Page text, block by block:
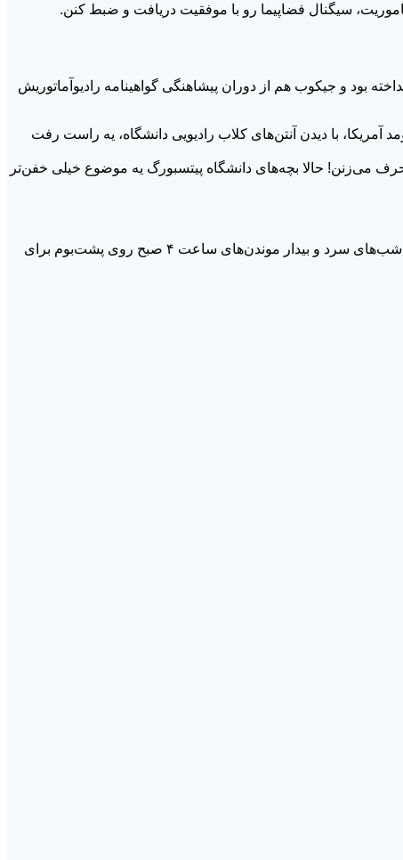
سیگنال فضاپیما رو با موفقیت دریافت و ضبط کنن.
بود و جیکوب هم از دوران پیشاهنگی گواهینامه رادیوآماتوریش
با دیدن آنتن‌های کلاب رادیویی دانشگاه، یه راست رفت
می‌زنن! حالا بچه‌های دانشگاه پیتسبورگ یه موضوع خیلی خفن‌تر
«واکنش بچه‌ها به این فرصت فوق‌العاده بود! ۲۰ سال دیگه، شاید یادشون نیاد چه کسی تو دانشگاه بهشون حسابان و ریاضی درس داده، اما شب‌های سرد و بیدار موندن‌های ساعت ۴ صبح روی پشت‌بوم برای